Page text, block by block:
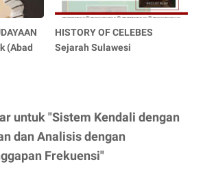
(Abad
HISTORY OF CELEBES
Sejarah Sulawesi
untuk "Sistem Kendali dengan
dan Analisis dengan
Frekuensi"